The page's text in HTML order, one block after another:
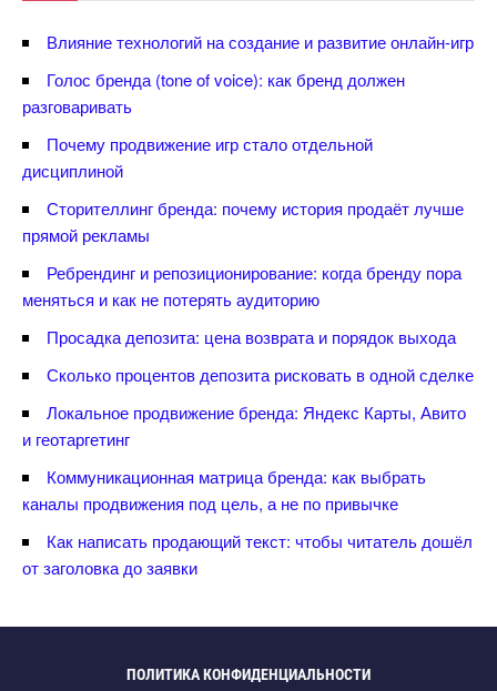
лияние технологий на создание и развитие онлайн-игр
Голос бренда (tone of voice): как бренд должен
разговаривать
Почему продвижение игр стало отдельной
дисциплиной
Сторителлинг бренда: почему история продаёт лучше
прямой рекламы
Ребрендинг и репозиционирование: когда бренду пора
меняться и как не потерять аудиторию
Просадка депозита: цена возврата и порядок выхода
Сколько процентов депозита рисковать в одной сделке
Локальное продвижение бренда: Яндекс Карты, Авито
и геотаргетин
Коммуникационная матрица бренда: как выбрать
каналы продвижения под цель, а не по привычке
Как написать продающий текст: чтобы читатель дошёл
от заголовка до заявки
ПОЛИТИКА КОНФИДЕНЦИАЛЬНОСТИ